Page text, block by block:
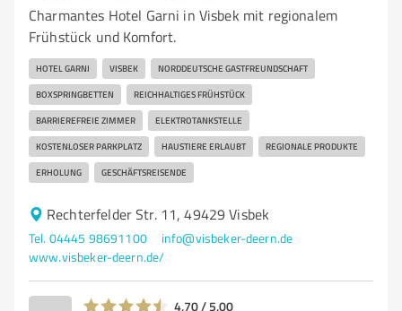
Charmantes Hotel Garni in Visbek mit regionalem
Frühstück und Komfort.
HOTEL GARNI VISBEK NORDDEUTSCHE GASTFREUNDSCHAFT
BOXSPRINGBETTEN REICHHALTIGES FRÜHSTÜCK
BARRIEREFREIE ZIMMER ELEKTROTANKSTELLE
KOSTENLOSER PARKPLATZ HAUSTIERE ERLAUBT REGIONALE PRODUKTE
ERHOLUNG GESCHÄFTSREISENDE
Rechterfelder Str. 11, 49429 Visbek
Tel. 04445 98691100
info@visbeker-deern.de
www.visbeker-deern.de/
4,70 / 5,00